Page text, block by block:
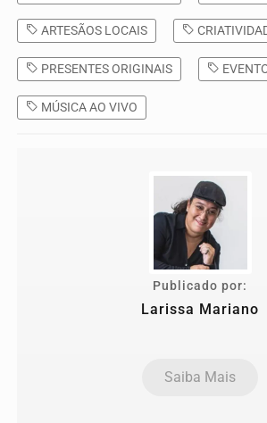
ARTESÃOS LOCAIS
PRESENTES ORIGINAIS
MÚSICA AO VIVO
Publicado por:
Larissa Mariano
Saiba Mais